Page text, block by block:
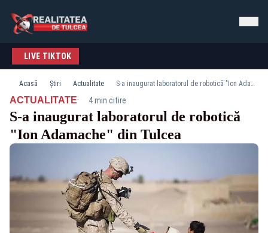
LIVE TIKTOK
Acasă Știri Actualitate S-a inaugurat laboratorul de robotică "Ion Adamache" din Tulcea
ACTUALITATE· 4 min citire
S-a inaugurat laboratorul de robotică
"Ion Adamache" din Tulcea